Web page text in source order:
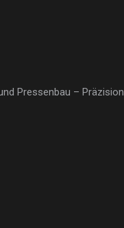
Pressenbau – Präzision